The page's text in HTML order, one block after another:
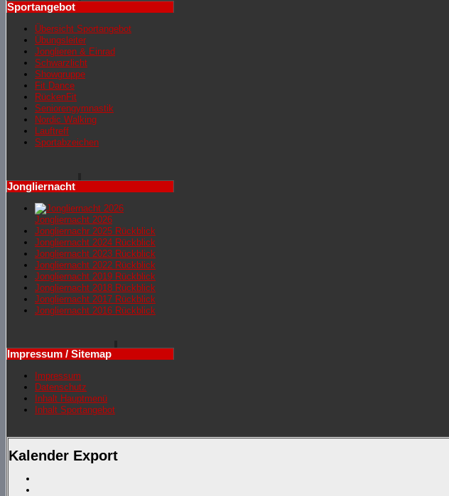
Sportangebot
Übersicht Sportangebot
Übungsleiter
Jonglieren & Einrad
Schwarzlicht
Showgruppe
Fit Dance
RückenFit
Seniorengymnastik
Nordic Walking
Lauftreff
Sportabzeichen
Jongliernacht
Jongliernacht 2026
Jongliernachr 2025 Rückblick
Jongliernacht 2024 Rückblick
Jongliernacht 2023 Rückblick
Jongliernacht 2022 Rückblick
Jongliernacht 2019 Rückblick
Jongliernacht 2018 Rückblick
Jongliernacht 2017 Rückblick
Jongliernacht 2016 Rückblick
Impressum / Sitemap
Impressum
Datenschutz
Inhalt Hauptmenü
Inhalt Sportangebot
Kalender Export